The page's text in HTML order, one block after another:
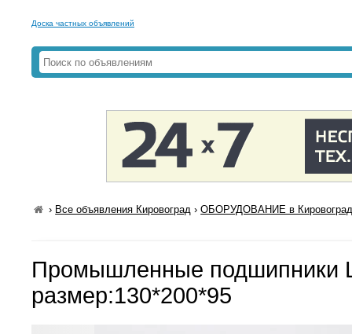
Доска частных объявлений
› Все объявления Кировоград ›ОБОРУДОВАНИЕ в
Промышленные подшипники
размер:130*200*95